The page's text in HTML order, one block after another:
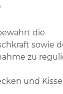
die
sowie
zu
und